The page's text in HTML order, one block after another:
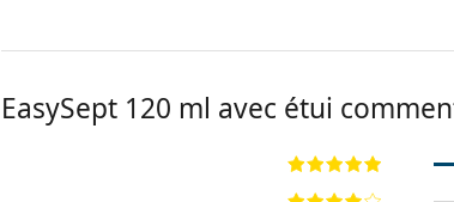
EasySept 120 ml avec étui